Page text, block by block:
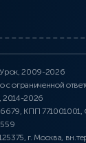
2009-2026
ограниченной
2014-2026
КПП
г. Москва,